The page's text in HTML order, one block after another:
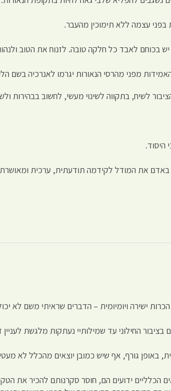
בפני עצמה ללא תימוכין מהעבר.
בכוחם לאבד כל חלקה טובה. לזנוח את הטוב
מפני מהרסי הנאורות יגרמו לאנרכיה
לשיח, בתקווה לשינוי מעשי, לחשוב בבהירות
ישירה ויומיומית – הדברים שראיתי משם לא
החילוני עד שמילותיי נעתקות מלגשת לעניין
באופן גורף, אף שיש כמובן יוצאים מהכלל לא
הכלליים ידועים הם, חוסר סקרנותם להכיר